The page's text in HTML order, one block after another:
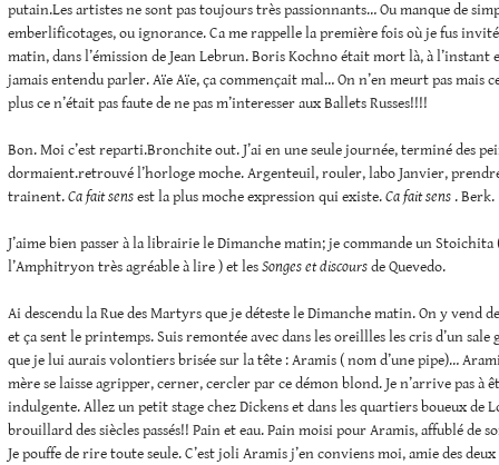
putain.Les artistes ne sont pas toujours très passionnants… Ou manque de
emberlificotages, ou ignorance. Ca me rappelle la première fois où je fus
matin, dans l’émission de Jean Lebrun. Boris Kochno était mort là, à l’instant
jamais entendu parler. Aïe Aïe, ça commençait mal… On n’en meurt pas mais
plus ce n’était pas faute de ne pas m’interesser aux Ballets Russes!!!!
Bon. Moi c’est reparti.Bronchite out. J’ai en une seule journée, terminé des
dormaient.retrouvé l’horloge moche. Argenteuil, rouler, labo Janvier,
trainent.Ca fait sensest la plus moche expression qui existe.Ca fait sens . Berk.
J’aime bien passer à la librairie le Dimanche matin; je commande un
l’Amphitryon très agréable à lire ) et lesSonges et discoursde Quevedo.
Ai descendu la Rue des Martyrs que je déteste le Dimanche matin. On y vend
et ça sent le printemps. Suis remontée avec dans les oreillles les cris d’un
que je lui aurais volontiers brisée sur la tête : Aramis ( nom d’une pipe)…
mère se laisse agripper, cerner, cercler par ce démon blond. Je n’arrive pas à
indulgente. Allez un petit stage chez Dickens et dans les quartiers boueux de
brouillard des siècles passés!! Pain et eau. Pain moisi pour Aramis, affublé de
Je pouffe de rire toute seule. C’est joli Aramis j’en conviens moi, amie des